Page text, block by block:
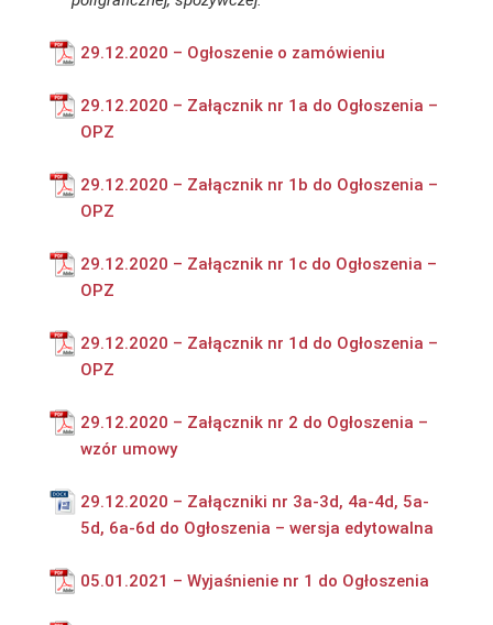
29.12.2020 – Ogłoszenie o zamówieniu
29.12.2020 – Załącznik nr 1a do Ogłoszenia –
OPZ
29.12.2020 – Załącznik nr 1b do Ogłoszenia –
OPZ
29.12.2020 – Załącznik nr 1c do Ogłoszenia –
OPZ
29.12.2020 – Załącznik nr 1d do Ogłoszenia –
OPZ
29.12.2020 – Załącznik nr 2 do Ogłoszenia –
wzór umowy
29.12.2020 – Załączniki nr 3a-3d, 4a-4d, 5a-
5d, 6a-6d do Ogłoszenia – wersja edytowalna
05.01.2021 – Wyjaśnienie nr 1 do Ogłoszenia